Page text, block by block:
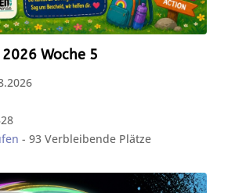
Woche 5
- 93 Verbleibende Plätze